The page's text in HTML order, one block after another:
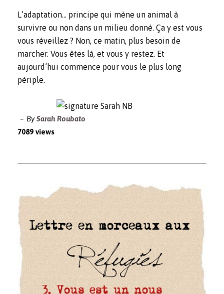
L’adaptation… principe qui mène un animal à
survivre ou non dans un milieu donné. Ça y est vous
vous réveillez ? Non, ce matin, plus besoin de
marcher. Vous êtes là, et vous y restez. Et
aujourd’hui commence pour vous le plus long
périple.
BySarah Roubato
7089 views